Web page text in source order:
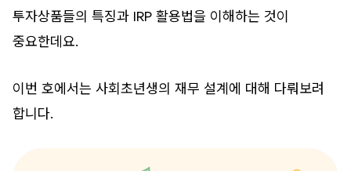
투자상품들의 특징과 IRP 활용법을 이해하는 것이
중요한데요.
이번 호에서는 사회초년생의 재무 설계에 대해 다뤄보려
합니다.